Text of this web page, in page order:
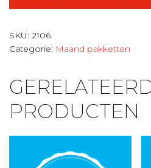
B
-
aantal
SKU: 2106
Categorie: Maand pakketten
PRODUCTEN